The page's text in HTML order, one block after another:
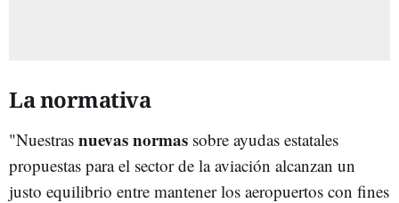
La normativa
"Nuestras nuevas normas sobre ayudas estatales
propuestas para el sector de la aviación alcanzan un
justo equilibrio entre mantener los aeropuertos con fines